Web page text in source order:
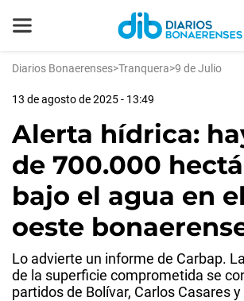
Diarios Bonaerenses>Tranquera>9 de Julio
13 de agosto de 2025 - 13:49
Alerta hídrica:
de 700.000
bajo el agua en
oeste
Lo advierte un informe de Carbap.
de la superficie comprometida se
partidos de Bolívar, Carlos Casares